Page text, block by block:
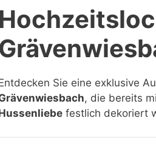
Sie eine exklusive
, die bereits
festlich dekoriert